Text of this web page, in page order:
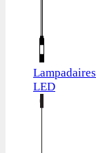
Lampadaires
LED